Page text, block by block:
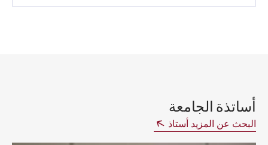
أساتذة الجامعة
البحث عن المزيد أستاذ